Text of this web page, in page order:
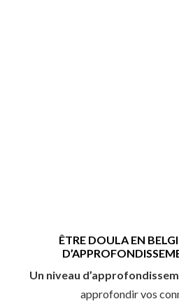
ÊTRE DOULA EN
Un niveau
approfondir vos